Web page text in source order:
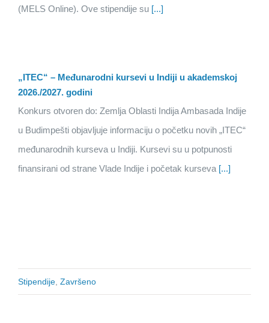
(MELS Online). Ove stipendije su [...]
„ITEC“ – Međunarodni kursevi u Indiji u akademskoj
2026./2027. godini
Konkurs otvoren do: Zemlja Oblasti Indija Ambasada Indije
u Budimpešti objavljuje informaciju o početku novih „ITEC“
međunarodnih kurseva u Indiji. Kursevi su u potpunosti
finansirani od strane Vlade Indije i početak kurseva [...]
Stipendije, Završeno